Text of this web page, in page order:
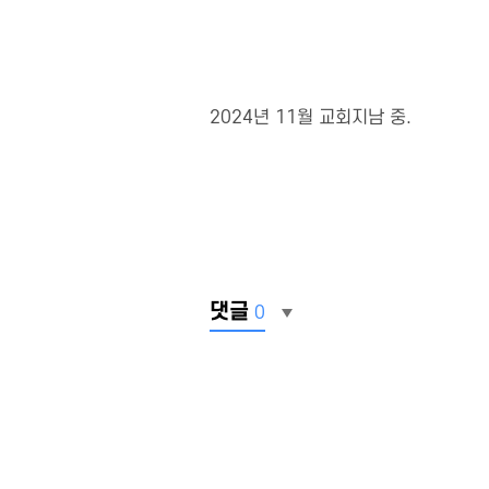
2024년 11월 교회지남 중.
댓글 0